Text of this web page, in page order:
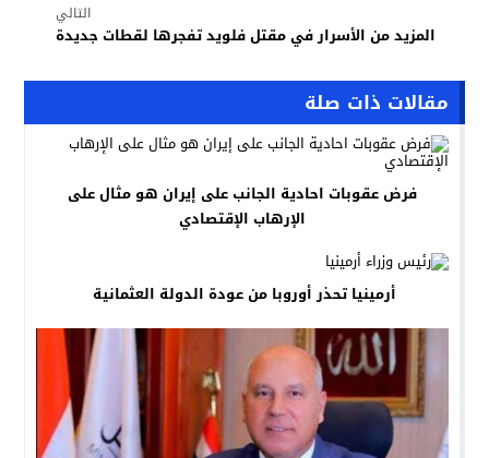
التالي
المزيد من الأسرار في مقتل فلويد تفجرها لقطات جديدة
مقالات ذات صلة
فرض عقوبات احادية الجانب على إيران هو مثال على
الإرهاب الإقتصادي
أرمينيا تحذر أوروبا من عودة الدولة العثمانية